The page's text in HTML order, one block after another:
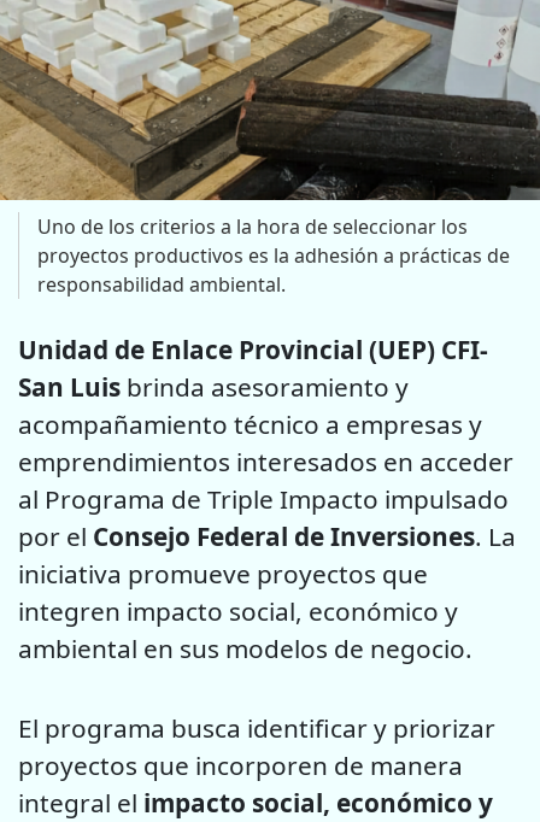
Uno de los criterios a la hora de seleccionar los
proyectos productivos es la adhesión a prácticas de
responsabilidad ambiental.
Unidad de Enlace Provincial (UEP) CFI-
San Luis brinda asesoramiento y
acompañamiento técnico a empresas y
emprendimientos interesados en acceder
al Programa de Triple Impacto impulsado
por el Consejo Federal de Inversiones. La
iniciativa promueve proyectos que
integren impacto social, económico y
ambiental en sus modelos de negocio.
El programa busca identificar y priorizar
proyectos que incorporen de manera
integral el impacto social, económico y